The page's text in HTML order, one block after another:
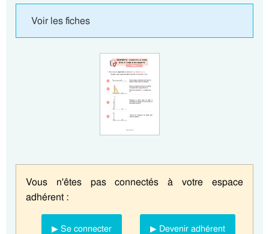
Voir les fiches
Vous n'êtes pas connectés à votre espace
adhérent :
▶ Se connecter ▶ Devenir adhérent